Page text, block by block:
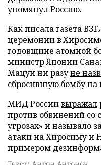
упомянул Россию.
Как писала газета
церемонии в
годовщине атомной
министр Японии
Мацуи ни разуне
сбросившую бомбу на
МИД Россиивыражал
против обвинений со
угрозах» и называло
атаки на Хиросиму и
примером